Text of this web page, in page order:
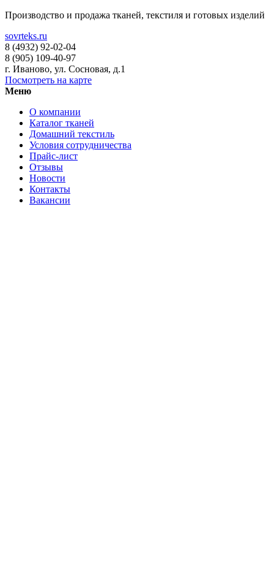
Производство и продажа тканей, текстиля и готовых изделий
sovrteks.ru
8 (4932) 92-02-04
8 (905) 109-40-97
г. Иваново, ул. Сосновая, д.1
Посмотреть на карте
Меню
О компании
Каталог тканей
Домашний текстиль
Условия сотрудничества
Прайс-лист
Отзывы
Новости
Контакты
Вакансии